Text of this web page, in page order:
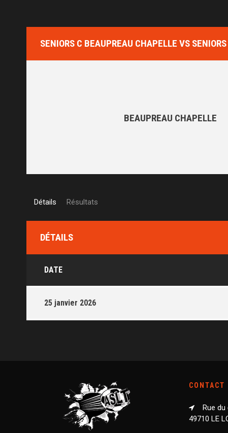
SENIORS C BEAUPREAU CHAPELLE VS
BEAUPREAU CHAPELLE
Détails Résultats
DÉTAILS
DATE
25 janvier 2026
CONTACT
Rue
49710 LE